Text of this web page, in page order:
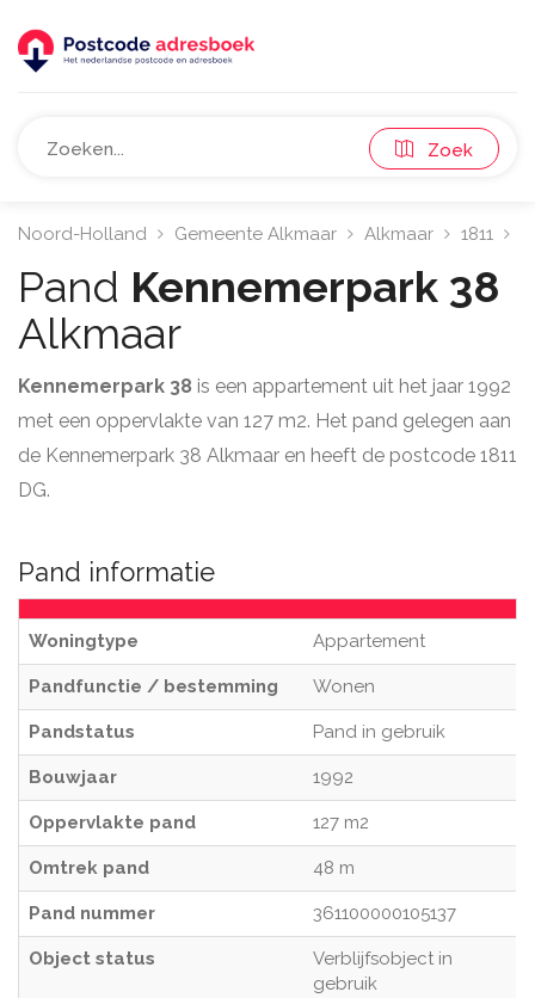
Zoek
Noord-Holland Gemeente Alkmaar Alkmaar 1811
Pand Kennemerpark 38
Alkmaar
Kennemerpark 38 is een appartement uit het jaar 1992
met een oppervlakte van 127 m2. Het pand gelegen aan
de Kennemerpark 38 Alkmaar en heeft de postcode 1811
DG.
Pand informatie
Woningtype Appartement
Pandfunctie / bestemming Wonen
Pandstatus Pand in gebruik
Bouwjaar 1992
Oppervlakte pand 127 m2
Omtrek pand 48 m
Pand nummer 361100000105137
Object status
Verblijfsobject in
gebruik